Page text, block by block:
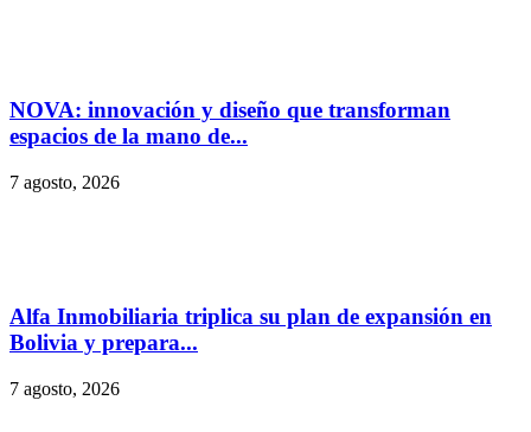
NOVA: innovación y diseño que transforman
espacios de la mano de...
7 agosto, 2026
Alfa Inmobiliaria triplica su plan de expansión en
Bolivia y prepara...
7 agosto, 2026